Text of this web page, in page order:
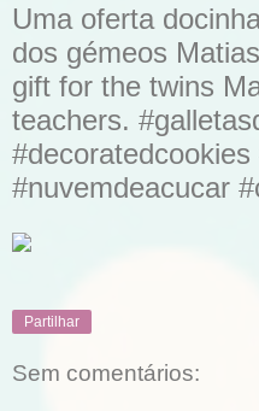
Uma oferta
dos gémeos
gift for the twins
teachers.
#nuvemdeacucar
Partilhar
Sem comentários: